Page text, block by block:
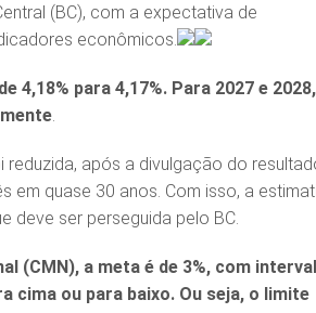
(BC), com a expectativa de
econômicos.
4,18% para 4,17%. Para 2027 e
após a divulgação do
em quase 30 anos. Com isso, a
deve ser perseguida pelo BC.
(CMN), a meta é de 3%, com
cima ou para baixo. Ou seja, o limite